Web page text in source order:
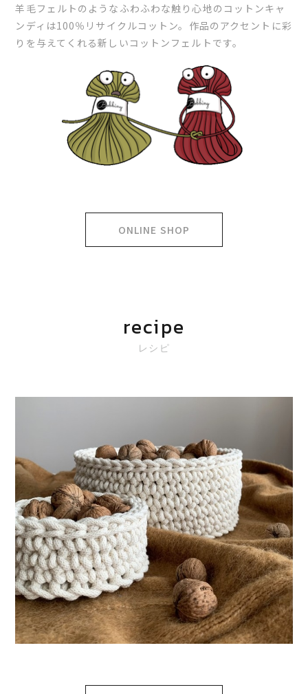
羊毛フェルトのようなふわふわな触り心地のコットンキャ
ンディは100％リサイクルコットン。作品のアクセントに彩
りを与えてくれる新しいコットンフェルトです。
ONLINE SHOP
recipe
レシピ